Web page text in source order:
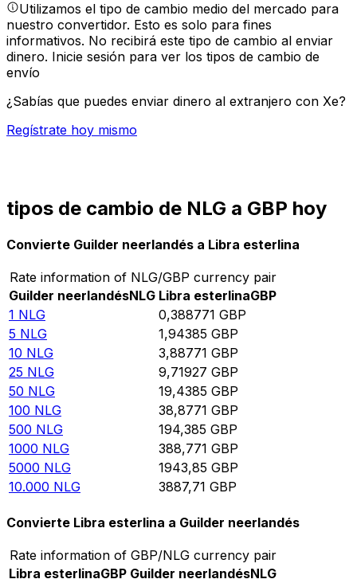
Utilizamos el tipo de cambio medio del mercado para
nuestro convertidor. Esto es solo para fines
informativos. No recibirá este tipo de cambio al enviar
dinero. Inicie sesión para ver los tipos de cambio de
envío
¿Sabías que puedes enviar dinero al extranjero con Xe?
Regístrate hoy mismo
tipos de cambio de NLG a GBP hoy
Convierte Guilder neerlandés a Libra esterlina
Rate information of NLG/GBP currency pair
Guilder neerlandésNLG Libra esterlinaGBP
1 NLG 0,388771 GBP
5 NLG 1,94385 GBP
10 NLG 3,88771 GBP
25 NLG 9,71927 GBP
50 NLG 19,4385 GBP
100 NLG 38,8771 GBP
500 NLG 194,385 GBP
1000 NLG 388,771 GBP
5000 NLG 1943,85 GBP
10.000 NLG 3887,71 GBP
Convierte Libra esterlina a Guilder neerlandés
Rate information of GBP/NLG currency pair
Libra esterlinaGBP Guilder neerlandésNLG